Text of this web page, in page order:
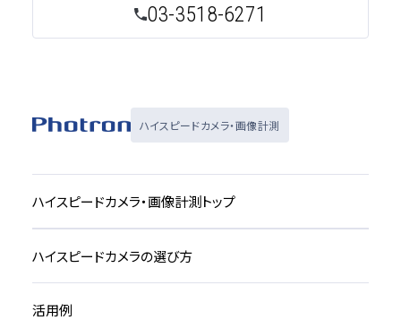
03-3518-6271
ハイスピードカメラ・画像計測
ハイスピードカメラ・画像計測トップ
ハイスピードカメラの選び方
活用例